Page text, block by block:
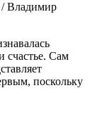
Владимир
счастье. Сам
поскольку